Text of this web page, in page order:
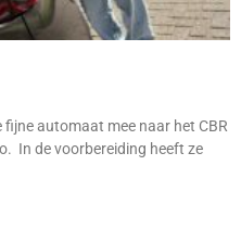
automaat mee naar het CBR
In de voorbereiding heeft ze